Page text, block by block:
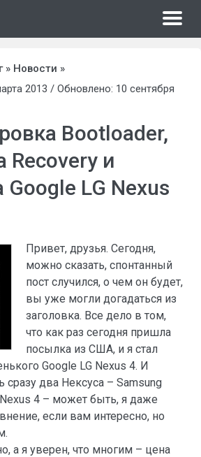
» Новости »
2013 / Обновлено: 10 сентября
Bootloader,
Recovery и
LG Nexus
Привет, друзья. Сегодня,
можно сказать, спонтанный
пост случился, о чем он будет,
вы уже могли догадаться из
заголовка. Все дело в том,
что как раз сегодня пришла
посылка из США, и я стал
Google LG Nexus 4. И
сразу два Нексуса – Samsung
Nexus 4 – может быть, я даже
если вам интересно, но
а я уверен, что многим – цена